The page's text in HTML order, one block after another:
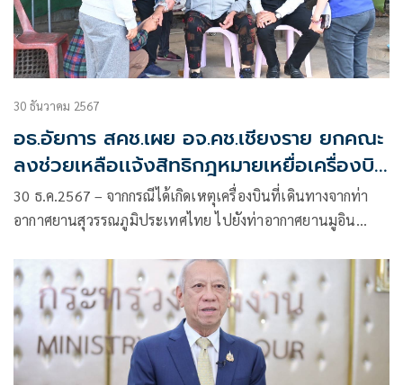
30 ธันวาคม 2567
อธ.อัยการ สคช.เผย อจ.คช.เชียงราย ยกคณะ
ลงช่วยเหลือเเจ้งสิทธิกฎหมายเหยื่อเครื่องบิน
ตกเกาหลี
30 ธ.ค.2567 – จากกรณีได้เกิดเหตุเครื่องบินที่เดินทางจากท่า
อากาศยานสุวรรณภูมิประเทศไทย ไปยังท่าอากาศยานมูอิน
ตะวันตกเฉียงใต้ของประเทศเกาหลีใต้ ทำให้มีผู้บาดเจ็บและเสีย
ชีวิตเป็นจำนวนมากนั้น